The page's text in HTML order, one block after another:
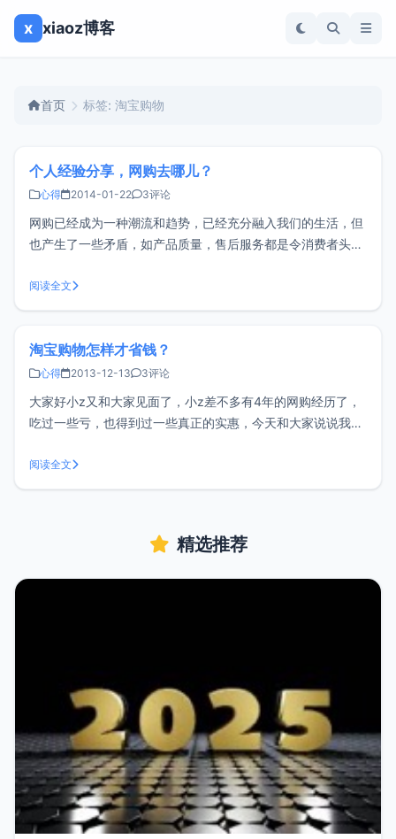
x xiaoz博客
首页 标签: 淘宝购物
个人经验分享，网购去哪儿？
心得 2014-01-22 3评论
网购已经成为一种潮流和趋势，已经充分融入我们的生活，但
也产生了一些矛盾，如产品质量，售后服务都是令消费者头疼
人，今天和大家扯扯淡，谈谈我的看法，也欢迎各位吐槽。
<br/ >首先我们来了解一下电商的三大类：C2C：个人与个人
阅读全文
淘宝购物怎样才省钱？
心得 2013-12-13 3评论
大家好小z又和大家见面了，小z差不多有4年的网购经历了，
吃过一些亏，也得到过一些真正的实惠，今天和大家说说我在
一个，但是小z推荐的是去阿里妈妈，阿里妈妈是淘宝自己的
营销平台，那些返利网什么的基本上都是从这里诞生的，一个
阅读全文
精选推荐